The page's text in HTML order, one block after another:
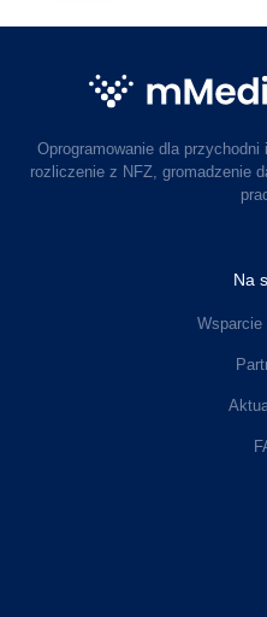
Oprogramowanie dla
rozliczenie z NFZ, gromadzenie
Na
Wsparcie